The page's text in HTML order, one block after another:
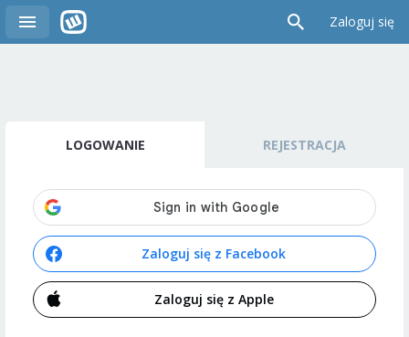
Zaloguj się
LOGOWANIE REJESTRACJA
Zaloguj się z Facebook
Zaloguj się z Apple